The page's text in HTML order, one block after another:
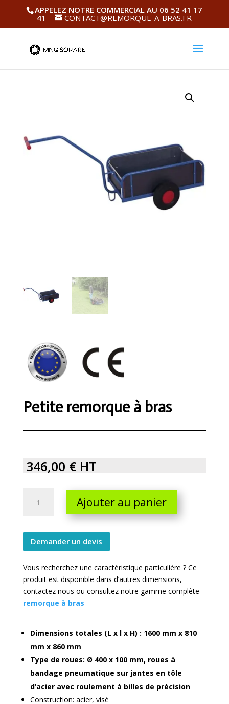
APPELEZ NOTRE COMMERCIAL AU 06 52 41 17
41
CONTACT@REMORQUE-A-BRAS.FR
Petite remorque à bras
346,00 € HT
remorque
quantity
Ajouter au panier
Demander un devis
Vous recherchez une caractéristique particulière ? Ce
produit est disponible dans d’autres dimensions,
contactez nous ou consultez notre gamme complète
remorque à bras
Dimensions totales (L x l x H) : 1600 mm x 810
mm x 860 mm
Type de roues: Ø 400 x 100 mm, roues à
bandage pneumatique sur jantes en tôle
d’acier avec roulement à billes de précision
Construction: acier, visé